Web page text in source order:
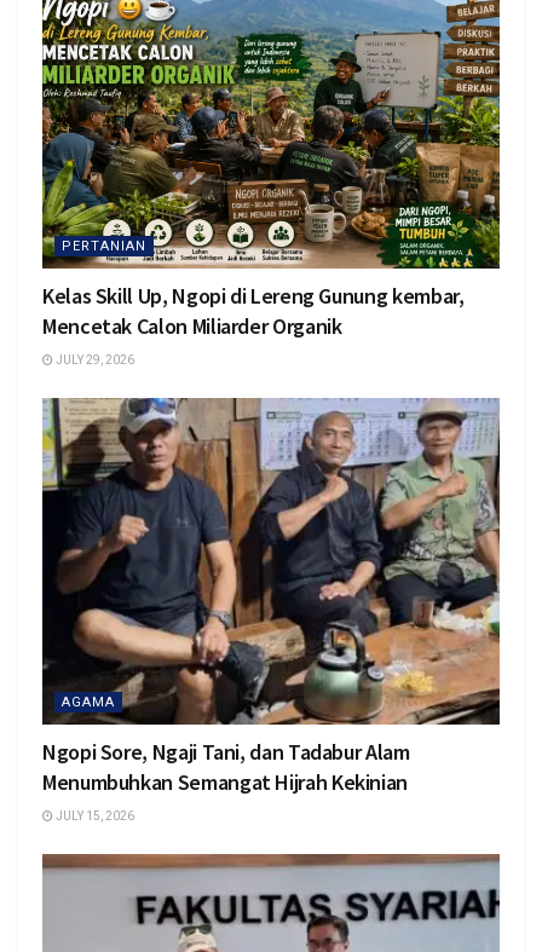
PERTANIAN
Kelas Skill Up, Ngopi di Lereng Gunung kembar,
Mencetak Calon Miliarder Organik
JULY 29, 2026
AGAMA
Ngopi Sore, Ngaji Tani, dan Tadabur Alam
Menumbuhkan Semangat Hijrah Kekinian
JULY 15, 2026